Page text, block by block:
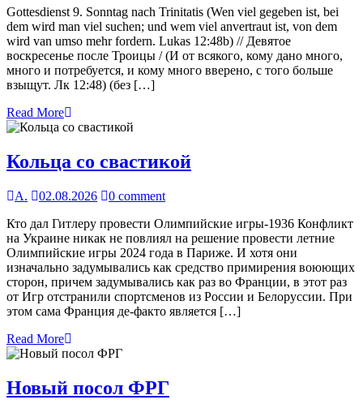
Gottesdienst 9. Sonntag nach Trinitatis (Wen viel gegeben ist, bei
dem wird man viel suchen; und wem viel anvertraut ist, von dem
wird van umso mehr fordern. Lukas 12:48b) // Девятое
воскресенье после Троицы / (И от всякого, кому дано много,
много и потребуется, и кому много вверено, с того больше
взыщут. Лк 12:48) (без […]
Read More
Кольца со свастикой
А. 02.08.2026
0 comment
Кто дал Гитлеру провести Олимпийские игры-1936 Конфликт
на Украине никак не повлиял на решение провести летние
Олимпийские игры 2024 года в Париже. И хотя они
изначально задумывались как средство примирения воюющих
сторон, причем задумывались как раз во Франции, в этот раз
от Игр отстранили спортсменов из России и Белоруссии. При
этом сама Франция де-факто является […]
Read More
Новый посол ФРГ